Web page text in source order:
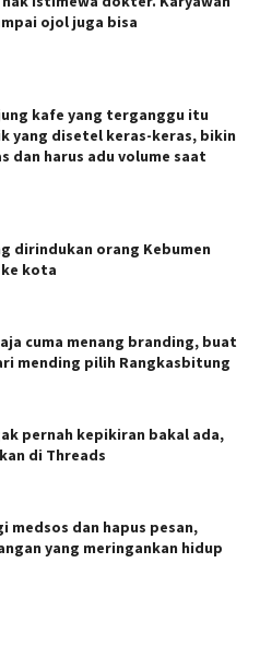
ojol juga bisa
kafe yang terganggu itu
yang disetel keras-keras, bikin
dan harus adu volume saat
dirindukan orang Kebumen
kota
cuma menang branding, buat
mending pilih Rangkasbitung
pernah kepikiran bakal ada,
di Threads
medsos dan hapus pesan,
yang meringankan hidup